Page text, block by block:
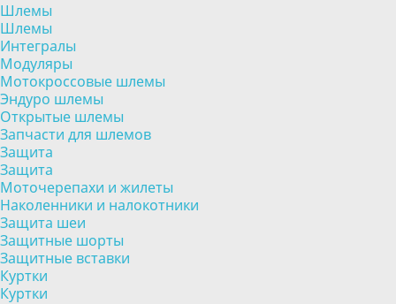
Шлемы
Шлемы
Интегралы
Модуляры
Мотокроссовые шлемы
Эндуро шлемы
Открытые шлемы
Запчасти для шлемов
Защита
Защита
Моточерепахи и жилеты
Наколенники и налокотники
Защита шеи
Защитные шорты
Защитные вставки
Куртки
Куртки